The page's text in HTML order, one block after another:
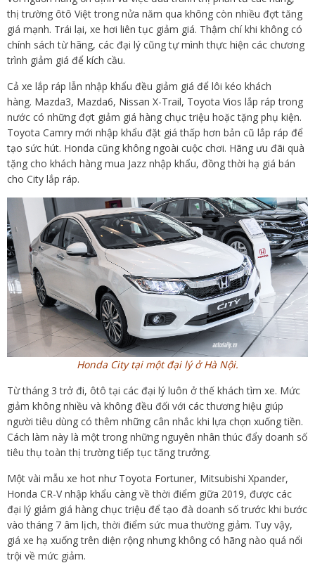
thị trường ôtô Việt trong nửa năm qua không còn nhiều đợt tăng
giá mạnh. Trái lại, xe hơi liên tục giảm giá. Thậm chí khi không có
chính sách từ hãng, các đại lý cũng tự mình thực hiện các chương
trình giảm giá để kích cầu.
Cả xe lắp ráp lẫn nhập khẩu đều giảm giá để lôi kéo khách
hàng. Mazda3, Mazda6, Nissan X-Trail, Toyota Vios lắp ráp trong
nước có những đợt giảm giá hàng chục triệu hoặc tặng phụ kiện.
Toyota Camry mới nhập khẩu đặt giá thấp hơn bản cũ lắp ráp để
tạo sức hút. Honda cũng không ngoài cuộc chơi. Hãng ưu đãi quà
tặng cho khách hàng mua Jazz nhập khẩu, đồng thời hạ giá bán
cho City lắp ráp.
Honda City tại một đại lý ở Hà Nội.
Từ tháng 3 trở đi, ôtô tại các đại lý luôn ở thế khách tìm xe. Mức
giảm không nhiều và không đều đối với các thương hiệu giúp
người tiêu dùng có thêm những cân nhắc khi lựa chọn xuống tiền.
Cách làm này là một trong những nguyên nhân thúc đẩy doanh số
tiêu thụ toàn thị trường tiếp tục tăng trưởng.
Một vài mẫu xe hot như Toyota Fortuner, Mitsubishi Xpander,
Honda CR-V nhập khẩu càng về thời điểm giữa 2019, được các
đại lý giảm giá hàng chục triệu để tạo đà doanh số trước khi bước
vào tháng 7 âm lịch, thời điểm sức mua thường giảm. Tuy vậy,
giá xe hạ xuống trên diện rộng nhưng không có hãng nào quá nổi
trội về mức giảm.